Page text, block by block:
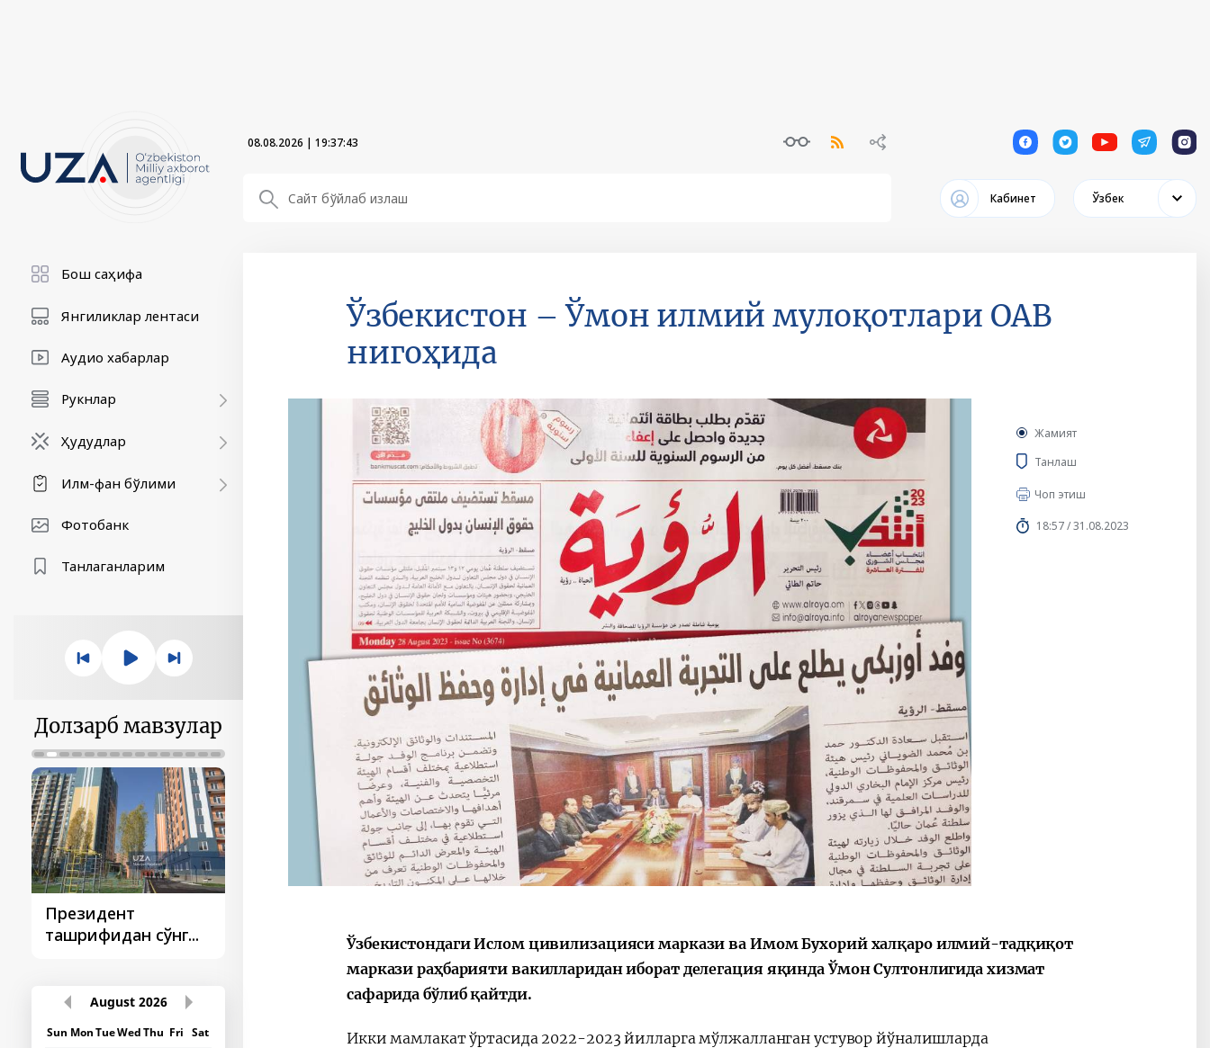
08.08.2026 | 19:37:44 1 1 1 1 1
Кабинет Ўзбек
Бош саҳифа
Янгиликлар лентаси
Аудио хабарлар
Рукнлар
Ҳудудлар
Илм-фан бўлими
Фотобанк
Танлаганларим
Долзарб мавзулар
Президент
ташрифидан сўнг...
ташрифлари
стратегияси
раислигида
ўтказилган
August 2026
Sun MonTueWedThu Fri Sat
Ўзбекистон – Ўмон илмий мулоқотлари ОАВ
нигоҳида
Жамият
Танлаш
Чоп этиш
18:57 / 31.08.2023
Ўзбекистондаги Ислом цивилизацияси маркази ва Имом Бухорий халқаро илмий-тадқиқот
маркази раҳбарияти вакилларидан иборат делегация яқинда Ўмон Султонлигида хизмат
сафарида бўлиб қайтди.
Икки мамлакат ўртасида 2022-2023 йилларга мўлжалланган устувор йўналишларда